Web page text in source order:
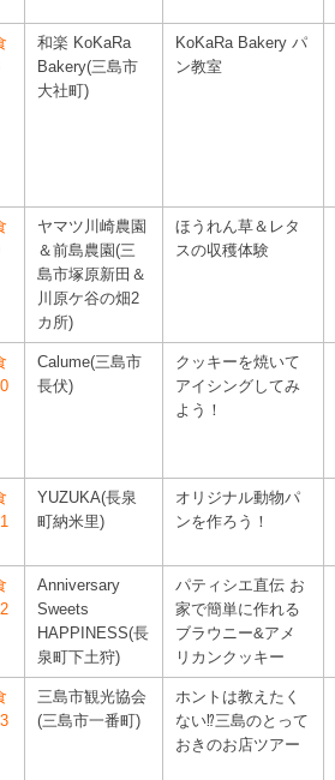
和楽 KoKaRa
Bakery(三島市
大社町)
KoKaRa Bakery パ
ン教室
ヤマツ川崎農園
＆前島農園(三
島市塚原新田＆
川原ケ谷の畑2
カ所)
ほうれん草＆レタ
スの収穫体験
Calume(三島市
長伏)
クッキーを焼いて
アイシングしてみ
よう！
YUZUKA(長泉
町納米里)
オリジナル動物パ
ンを作ろう！
Anniversary
Sweets
HAPPINESS(長
泉町下土狩)
パティシエ直伝 お
家で簡単に作れる
ブラウニー&アメ
リカンクッキー
三島市観光協会
(三島市一番町)
ホントは教えたく
ない⁉三島のとって
おきのお店ツアー